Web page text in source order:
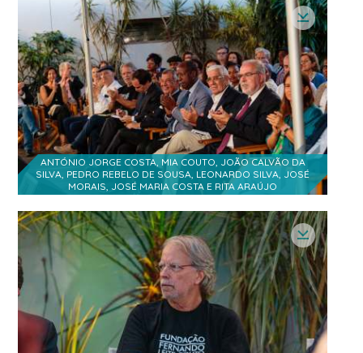
ANTÓNIO JORGE COSTA, MIA COUTO, JOÃO CALVÃO DA
SILVA, PEDRO REBELO DE SOUSA, LEONARDO SILVA, JOSÉ
MORAIS, JOSÉ MARIA COSTA E RITA ARAÚJO